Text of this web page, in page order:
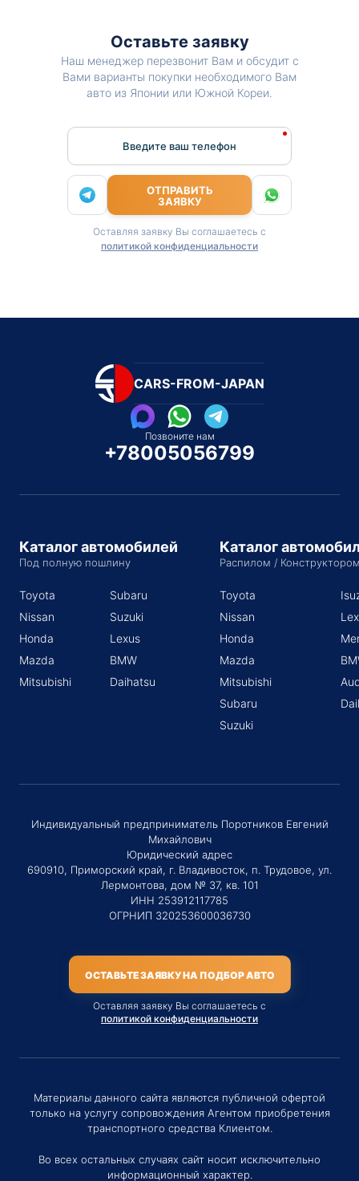
Оставьте заявку
Наш менеджер перезвонит Вам и обсудит с
Вами варианты покупки необходимого Вам
авто из Японии или Южной Кореи.
Введите ваш телефон
ОТПРАВИТЬ
ЗАЯВКУ
Оставляя заявку Вы соглашаетесь с
политикой конфиденциальности
CARS-FROM-JAPAN
Позвоните нам
+78005056799
Каталог автомобилей
Под полную пошлину
Toyota
Nissan
Honda
Mazda
Mitsubishi
Subaru
Suzuki
Lexus
BMW
Daihatsu
Каталог
Распилом /
Toyota
Nissan
Honda
Mazda
Mitsubishi
Subaru
Suzuki
Индивидуальный предприниматель Поротников Евгений
Михайлович
Юридический адрес
690910, Приморский край, г. Владивосток, п. Трудовое, ул.
Лермонтова, дом № 37, кв. 101
ИНН 253912117785
ОГРНИП 320253600036730
ОСТАВЬТЕ ЗАЯВКУ НА ПОДБОР АВТО
Оставляя заявку Вы соглашаетесь с
политикой конфиденциальности
Материалы данного сайта являются публичной офертой
только на услугу сопровождения Агентом приобретения
транспортного средства Клиентом.
Во всех остальных случаях сайт носит исключительно
информационный характер.